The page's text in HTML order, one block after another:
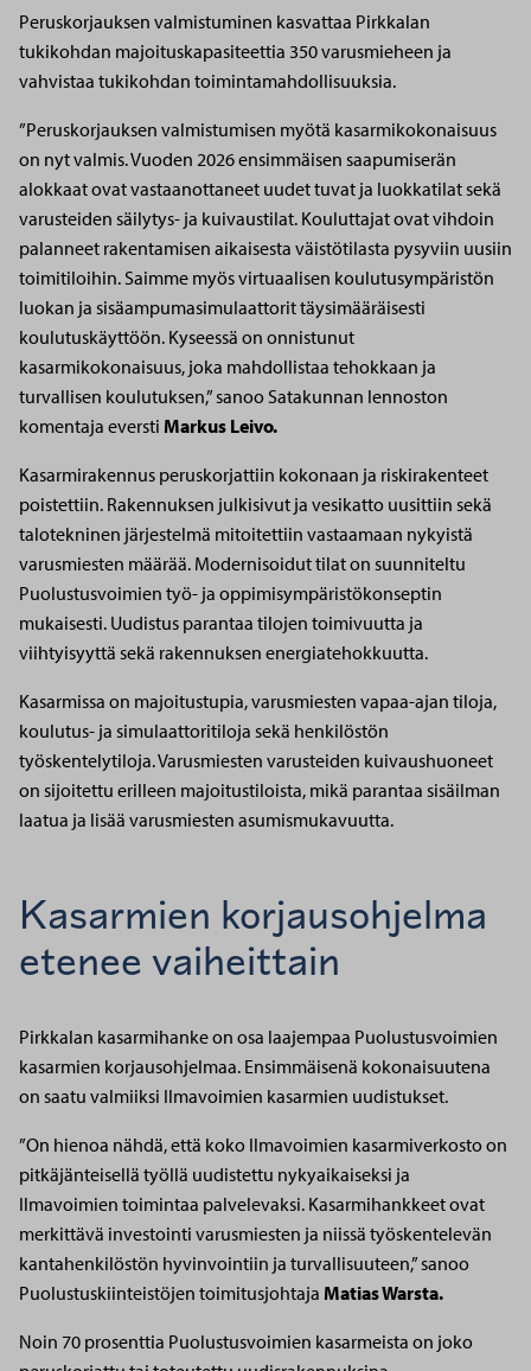
Peruskorjauksen valmistuminen kasvattaa Pirkkalan
tukikohdan majoituskapasiteettia 350 varusmieheen ja
vahvistaa tukikohdan toimintamahdollisuuksia.
”Peruskorjauksen valmistumisen myötä kasarmikokonaisuus
on nyt valmis. Vuoden 2026 ensimmäisen saapumiserän
alokkaat ovat vastaanottaneet uudet tuvat ja luokkatilat sekä
varusteiden säilytys- ja kuivaustilat. Kouluttajat ovat vihdoin
palanneet rakentamisen aikaisesta väistötilasta pysyviin uusiin
toimitiloihin. Saimme myös virtuaalisen koulutusympäristön
luokan ja sisäampumasimulaattorit täysimääräisesti
koulutuskäyttöön. Kyseessä on onnistunut
kasarmikokonaisuus, joka mahdollistaa tehokkaan ja
turvallisen koulutuksen,” sanoo Satakunnan lennoston
komentaja eversti Markus Leivo.
Kasarmirakennus peruskorjattiin kokonaan ja riskirakenteet
poistettiin. Rakennuksen julkisivut ja vesikatto uusittiin sekä
talotekninen järjestelmä mitoitettiin vastaamaan nykyistä
varusmiesten määrää. Modernisoidut tilat on suunniteltu
Puolustusvoimien työ- ja oppimisympäristökonseptin
mukaisesti. Uudistus parantaa tilojen toimivuutta ja
viihtyisyyttä sekä rakennuksen energiatehokkuutta.
Kasarmissa on majoitustupia, varusmiesten vapaa-ajan tiloja,
koulutus- ja simulaattoritiloja sekä henkilöstön
työskentelytiloja. Varusmiesten varusteiden kuivaushuoneet
on sijoitettu erilleen majoitustiloista, mikä parantaa sisäilman
laatua ja lisää varusmiesten asumismukavuutta.
Kasarmien korjausohjelma
etenee vaiheittain
Pirkkalan kasarmihanke on osa laajempaa Puolustusvoimien
kasarmien korjausohjelmaa. Ensimmäisenä kokonaisuutena
on saatu valmiiksi Ilmavoimien kasarmien uudistukset.
”On hienoa nähdä, että koko Ilmavoimien kasarmiverkosto on
pitkäjänteisellä työllä uudistettu nykyaikaiseksi ja
Ilmavoimien toimintaa palvelevaksi. Kasarmihankkeet ovat
merkittävä investointi varusmiesten ja niissä työskentelevän
kantahenkilöstön hyvinvointiin ja turvallisuuteen,” sanoo
Puolustuskiinteistöjen toimitusjohtaja Matias Warsta.
Noin 70 prosenttia Puolustusvoimien kasarmeista on joko